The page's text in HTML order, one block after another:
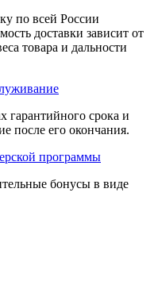
по всей России
доставки зависит от
товара и дальности
гарантийного срока и
после его окончания.
программы
бонусы в виде